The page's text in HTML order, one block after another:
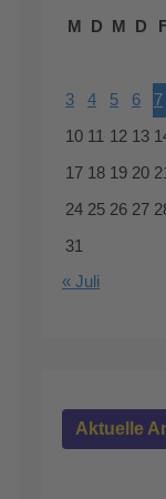
M D M D
3 4 5 6 7
10 11 12 13
17 18 19 20 21
24 25 26 27
31
« Juli
Aktuelle